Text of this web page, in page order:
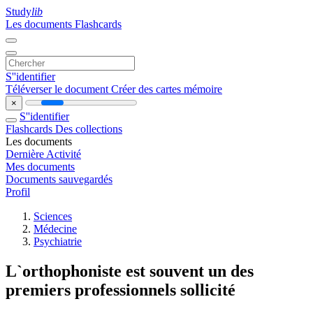
Studylib
Les documents Flashcards
S''identifier
Téléverser le document Créer des cartes mémoire
×
S''identifier
Flashcards Des collections
Les documents
Dernière Activité
Mes documents
Documents sauvegardés
Profil
Sciences
Médecine
Psychiatrie
L`orthophoniste est souvent un des
premiers professionnels sollicité